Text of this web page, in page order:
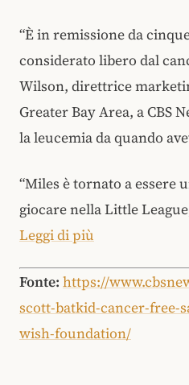
“È in remissione da
considerato libero dal
Wilson, direttrice
Greater Bay Area, a CBS
la leucemia da quando
“Miles è tornato a essere
giocare nella Little
Leggi di più
Fonte: https://
scott-batkid-cancer-free-
wish-foundation/